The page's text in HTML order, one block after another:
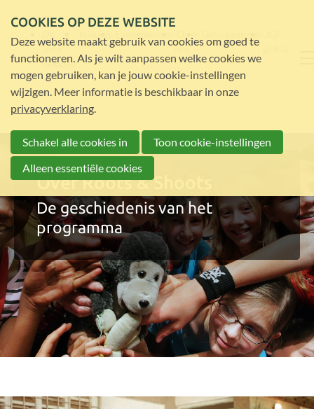
Jane
Goodall
ons
Over Roots & Shoots
De geschiedenis van het
programma
COOKIES OP DEZE WEBSITE
Deze website maakt gebruik van cookies om goed te
functioneren. Als je wilt aanpassen welke cookies we
mogen gebruiken, kan je jouw cookie-instellingen
wijzigen. Meer informatie is beschikbaar in onze
privacyverklaring.
Schakel alle cookies in
Toon cookie-instellingen
Alleen essentiële cookies